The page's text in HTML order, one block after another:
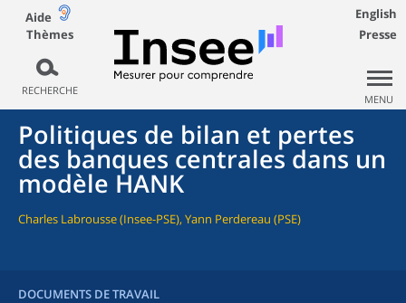
Aide
Thèmes
RECHERCHE
English
Presse
MENU
Politiques de bilan et pertes
des banques centrales dans un
modèle HANK
Charles Labrousse (Insee-PSE), Yann Perdereau (PSE)
DOCUMENTS DE TRAVAIL